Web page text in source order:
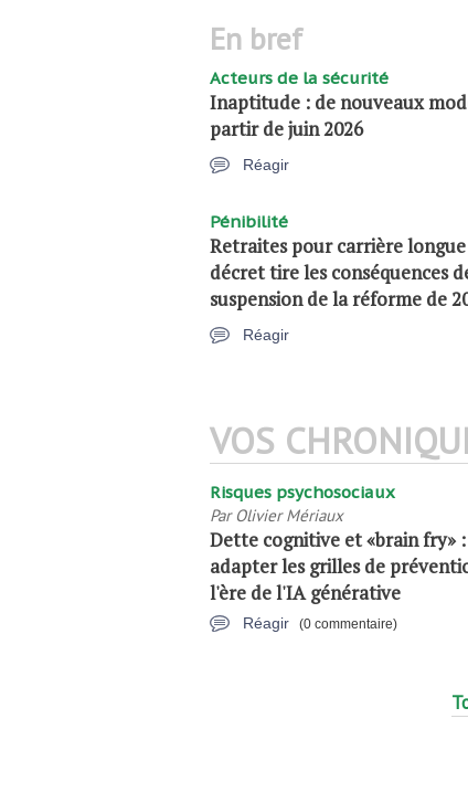
en bref
Acteurs de la sécurité
Inaptitude : de nouveaux
partir de juin 2026
Réagir
Pénibilité
Retraites pour carrière
décret tire les conséquences
suspension de la réforme de
Réagir
VOS
Risques psychosociaux
Par Olivier Mériaux
Dette cognitive et «brain fry» :
adapter les grilles de
l'ère de l'IA générative
Réagir (0 commentaire)